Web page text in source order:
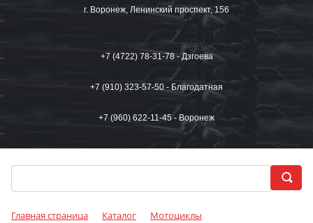
г. Воронеж, Ленинский проспект, 156
+7 (4722) 78-31-78 - Дзгоева
+7 (910) 323-57-50 - Благодатная
+7 (960) 622-11-45 - Воронеж
Главная страница Каталог
Мотоциклы